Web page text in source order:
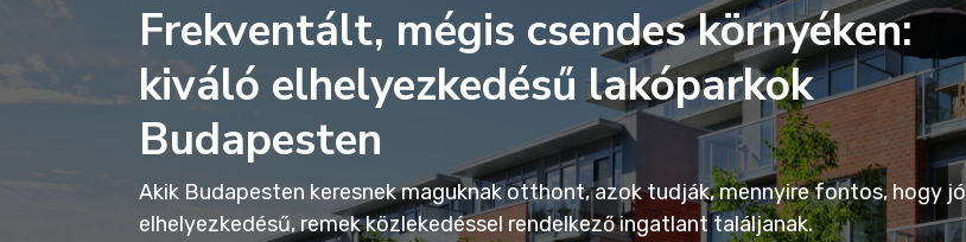
Frekventált, mégis csendes környéken:
kiváló elhelyezkedésű lakóparkok
Budapesten
Akik Budapesten keresnek maguknak otthont, azok tudják, mennyire fontos, hogy jó
elhelyezkedésű, remek közlekedéssel rendelkező ingatlant találjanak.